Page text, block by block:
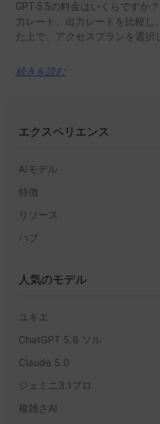
GPT-5.5の料金はいくらですか
力レート、出力レートを比較し
た上で、アクセスプランを選択
続きを読む
エクスペリエンス
AIモデル
特徴
リソース
ハブ
人気のモデル
ユキエ
ChatGPT 5.6 ソル
Claude 5.0
ジェミニ3.1プロ
複雑さAI